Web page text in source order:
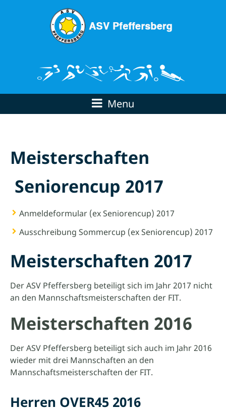
Menu
Meisterschaften
Seniorencup 2017
Anmeldeformular (ex Seniorencup) 2017
Ausschreibung Sommercup (ex Seniorencup) 2017
Meisterschaften 2017
Der ASV Pfeffersberg beteiligt sich im Jahr 2017 nicht
an den Mannschaftsmeisterschaften der FIT.
Meisterschaften 2016
Der ASV Pfeffersberg beteiligt sich auch im Jahr 2016
wieder mit drei Mannschaften an den
Mannschaftsmeisterschaften der FIT.
Herren OVER45 2016